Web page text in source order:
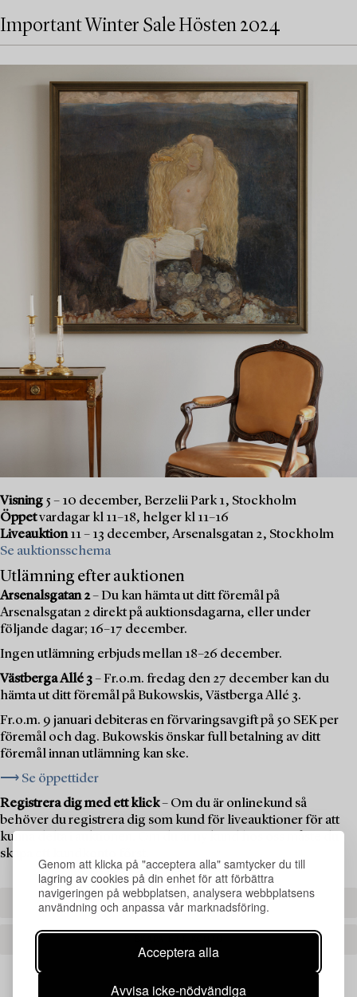
Genom att klicka på "acceptera alla" samtycker du till
lagring av cookies på din enhet för att förbättra
navigeringen på webbplatsen, analysera webbplatsens
användning och anpassa vår marknadsföring.
Acceptera alla
Avvisa icke-nödvändiga
Important Winter Sale Hösten 2024
Visning 5 – 10 december, Berzelii Park 1, Stockholm
Öppetvardagar kl 11–18, helger kl 11–16
Liveauktion11 – 13 december, Arsenalsgatan 2, Stockholm
Se auktionsschema
Utlämning efter auktionen
Arsenalsgatan 2– Du kan hämta ut ditt föremål på
Arsenalsgatan 2 direkt på auktionsdagarna, eller under
följande dagar; 16–17 december.
Ingen utlämning erbjuds mellan 18–26 december.
Västberga Allé 3– Fr.o.m. fredag den 27 december kan du
hämta ut ditt föremål på Bukowskis, Västberga Allé 3.
Fr.o.m. 9 januari debiteras en förvaringsavgift på 50 SEK per
föremål och dag. Bukowskis önskar full betalning av ditt
föremål innan utlämning kan ske.
⟶ Se öppettider
Registrera dig med ett klick– Om du är onlinekund så
behöver du registrera dig som kund för liveauktioner för att
kunna delta i auktionen. Om du är ny kund hos oss måste du
skapa ett kundkonto först.
REGISTRERA DIG